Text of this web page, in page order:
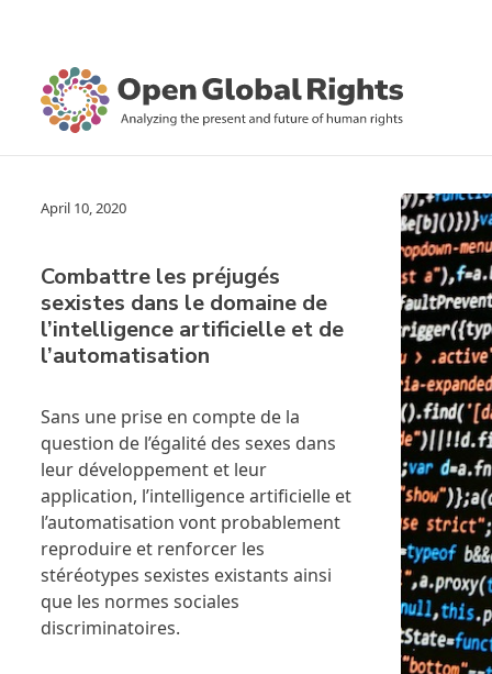
April 10, 2020
Combattre les préjugés
sexistes dans le domaine de
l’intelligence artificielle et de
l’automatisation
Sans une prise en compte de la
question de l’égalité des sexes dans
leur développement et leur
application, l’intelligence artificielle et
l’automatisation vont probablement
reproduire et renforcer les
stéréotypes sexistes existants ainsi
que les normes sociales
discriminatoires.